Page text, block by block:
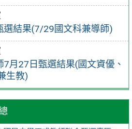
選結果(7/29國文科兼導師)
月27日甄選結果(國文資優、
生教)